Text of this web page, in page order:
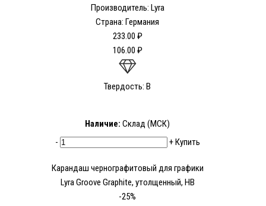
Производитель: Lyra
Страна: Германия
233.00 ₽
106.00 ₽
Твердость: B
Наличие: Склад (МСК)
-
+Купить
Карандаш чернографитовый для графики
Lyra Groove Graphite, утолщенный, HB
-25%